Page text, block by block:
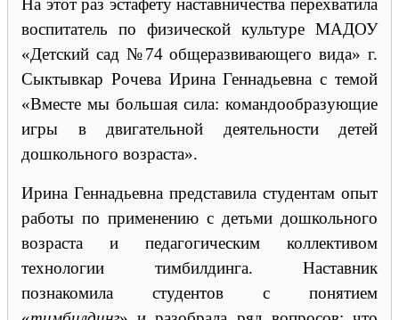
На этот раз эстафету наставничества перехватила
воспитатель по физической культуре МАДОУ
«Детский сад №74 общеразвивающего вида» г.
Сыктывкар Рочева Ирина Геннадьевна с темой
«Вместе мы большая сила: командообразующие
игры в двигательной деятельности детей
дошкольного возраста».
Ирина Геннадьевна представила студентам опыт
работы по применению с детьми дошкольного
возраста и педагогическим коллективом
технологии тимбилдинга. Наставник
познакомила студентов с понятием